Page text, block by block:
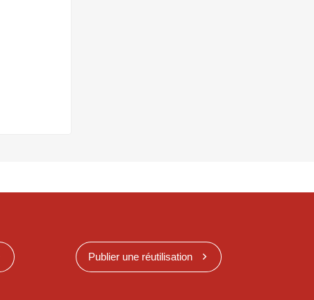
Publier une réutilisation